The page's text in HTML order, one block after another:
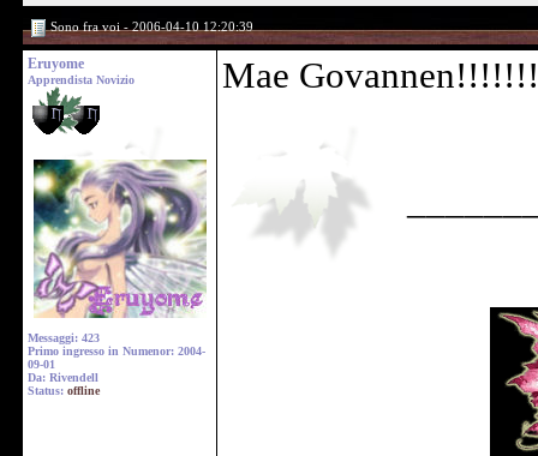
Sono fra voi - 2006-04-10 12:20:39
Eruyome
Apprendista Novizio
Messaggi: 423
Primo ingresso in Numenor: 2004-
09-01
Da: Rivendell
Status: offline
Mae